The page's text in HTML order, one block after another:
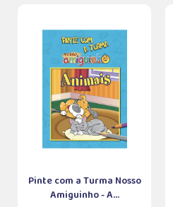
Pinte com a Turma Nosso
Amiguinho - A...